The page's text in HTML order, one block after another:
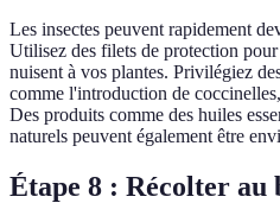
Les insectes peuvent rapidement
Utilisez des filets de protection
nuisent à vos plantes. Privilégiez
comme l'introduction de
Des produits comme des huiles
naturels peuvent également être
Étape 8 : Récolter au